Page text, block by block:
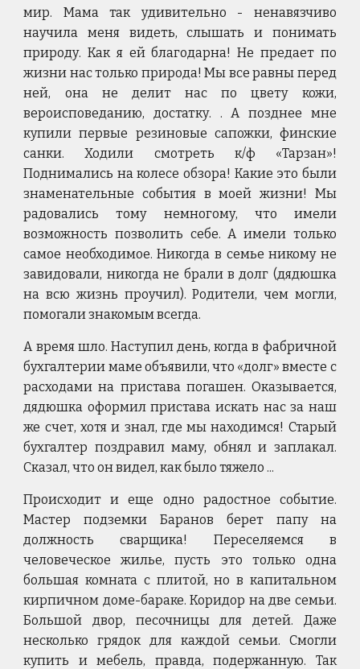
мир. Мама так удивительно - ненавязчиво
научила меня видеть, слышать и понимать
природу. Как я ей благодарна! Не предает по
жизни нас только природа! Мы все равны перед
ней, она не делит нас по цвету кожи,
вероисповеданию, достатку. . А позднее мне
купили первые резиновые сапожки, финские
санки. Ходили смотреть к/ф «Тарзан»!
Поднимались на колесе обзора! Какие это были
знаменательные события в моей жизни! Мы
радовались тому немногому, что имели
возможность позволить себе. А имели только
самое необходимое. Никогда в семье никому не
завидовали, никогда не брали в долг (дядюшка
на всю жизнь проучил). Родители, чем могли,
помогали знакомым всегда.
А время шло. Наступил день, когда в фабричной
бухгалтерии маме объявили, что «долг» вместе с
расходами на пристава погашен. Оказывается,
дядюшка оформил пристава искать нас за наш
же счет, хотя и знал, где мы находимся! Старый
бухгалтер поздравил маму, обнял и заплакал.
Сказал, что он видел, как было тяжело ...
Происходит и еще одно радостное событие.
Мастер подземки Баранов берет папу на
должность сварщика! Переселяемся в
человеческое жилье, пусть это только одна
большая комната с плитой, но в капитальном
кирпичном доме-бараке. Коридор на две семьи.
Большой двор, песочницы для детей. Даже
несколько грядок для каждой семьи. Смогли
купить и мебель, правда, подержанную. Так